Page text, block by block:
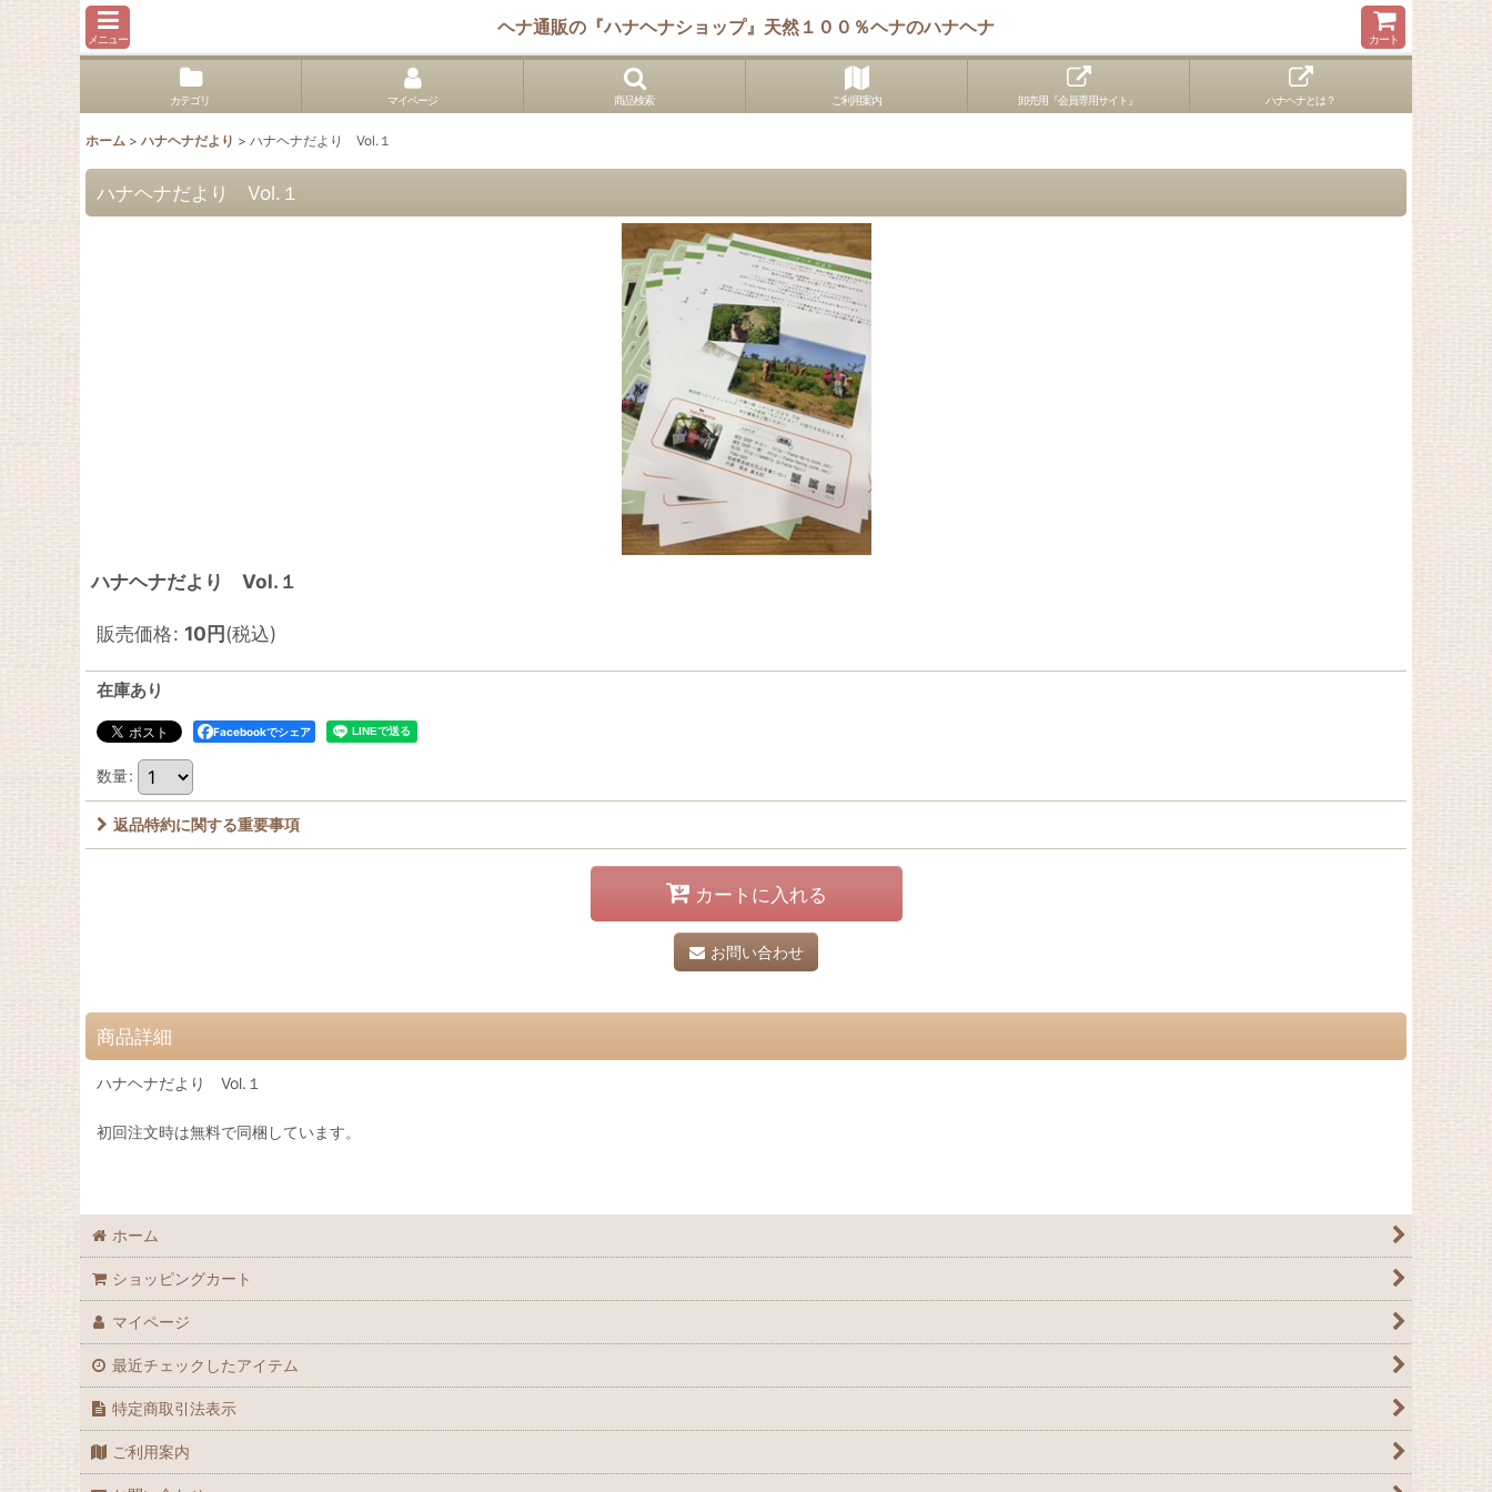
メニュー
ヘナ通販の『ハナヘナショップ』天然１００％ヘナのハナヘナ
カート
カテゴリ マイページ 商品検索 ご利用案内 卸売用『会員専用サイト』 ハナヘナとは？
ホーム > ハナヘナだより > ハナヘナだより Vol.１
ハナヘナだより Vol.１
ハナヘナだより Vol.１
販売価格: 10円(税込)
在庫あり
Facebookでシェア
数量:
返品特約に関する重要事項
カートに入れる
お問い合わせ
商品詳細
ハナヘナだより Vol.１
初回注文時は無料で同梱しています。
ホーム
ショッピングカート
マイページ
最近チェックしたアイテム
特定商取引法表示
ご利用案内